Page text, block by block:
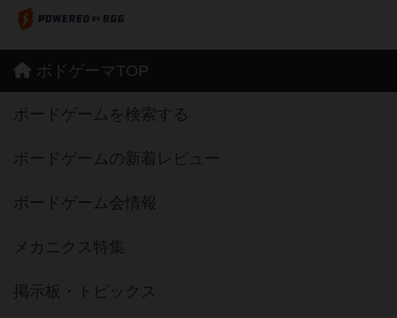
ボドゲーマTOP
ボードゲームを検索する
ボードゲームの新着レビュー
ボードゲーム会情報
メカニクス特集
掲示板・トピックス